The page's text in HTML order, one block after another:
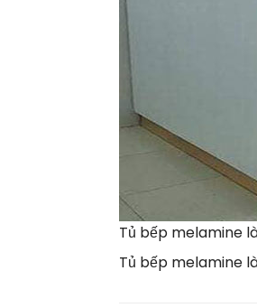
Tủ bếp melamine
Tủ bếp melamine